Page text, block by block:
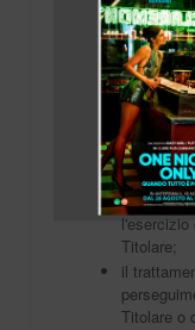
l’Utente
finalità
il
contratto
misure
il
obbligo
il
un
Titolare;
il
Titolare o